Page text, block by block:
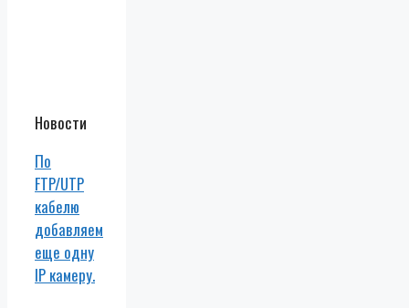
Новости
По
FTP/UTP
кабелю
добавляем
еще одну
IP камеру.